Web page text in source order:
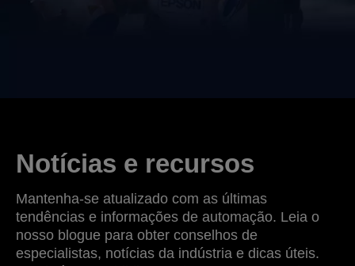
Notícias e recursos
Mantenha-se atualizado com as últimas
tendências e informações de automação. Leia o
nosso blogue para obter conselhos de
especialistas, notícias da indústria e dicas úteis.